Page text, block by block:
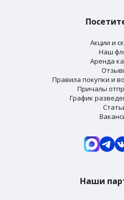
Акции и
Наш
Аренда
Правила покупки и
Причалы
График
Наши